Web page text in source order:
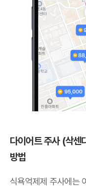
다이어트 주사 (삭센
방법
식욕억제제 주사에는